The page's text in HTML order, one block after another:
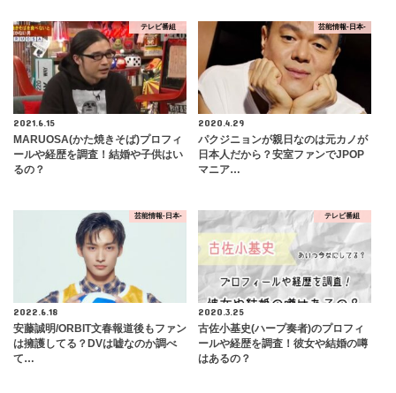
テレビ番組
2021.6.15
MARUOSA(かた焼きそば)プロフィ
ールや経歴を調査！結婚や子供はい
るの？
芸能情報-日本-
2020.4.29
パクジニョンが親日なのは元カノが
日本人だから？安室ファンでJPOP
マニア…
芸能情報-日本-
2022.6.18
安藤誠明/ORBIT文春報道後もファン
は擁護してる？DVは嘘なのか調べ
て…
テレビ番組
2020.3.25
古佐小基史(ハープ奏者)のプロフィ
ールや経歴を調査！彼女や結婚の噂
はあるの？